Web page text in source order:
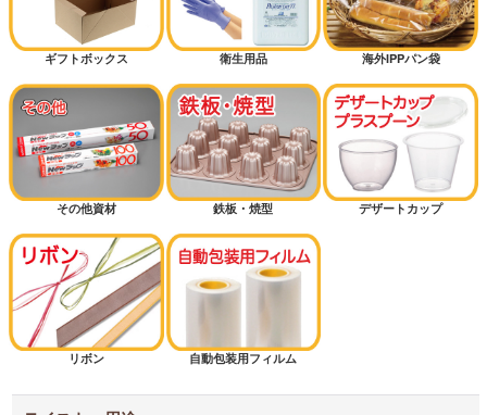
ピザ
ミルクパン
シフォンケーキ
マフィン
半斤用サイズから探す
1斤用サイズから探す
1.5斤用サイズから探す
ギフトボックス 衛生用品 海外IPPパン袋
その他資材 鉄板・焼型 デザートカップ
リボン 自動包装用フィルム